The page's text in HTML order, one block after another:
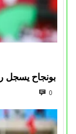
بونجاح يسجل
0